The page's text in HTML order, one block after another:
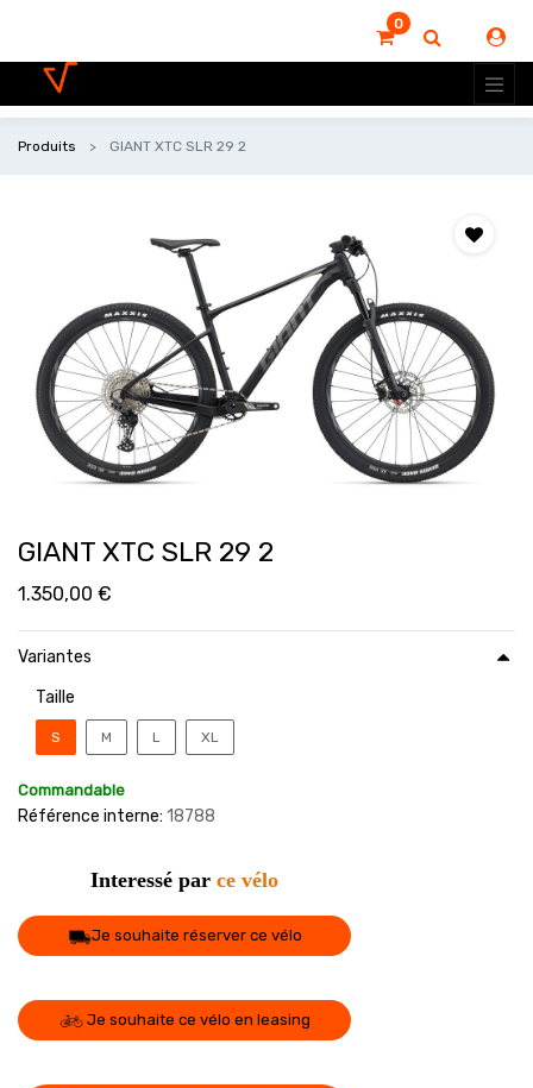
0
Produits GIANT XTC SLR 29 2
GIANT XTC SLR 29 2
1.350,00 €
Variantes
Taille
S M L XL
Commandable
Référence interne: 18788
Interessé par ce vélo
Je souhaite réserver ce vélo
Je souhaite ce vélo en leasing